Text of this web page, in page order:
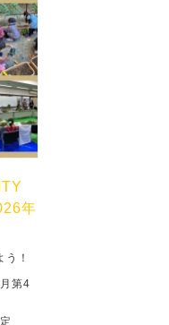
年
！
第4